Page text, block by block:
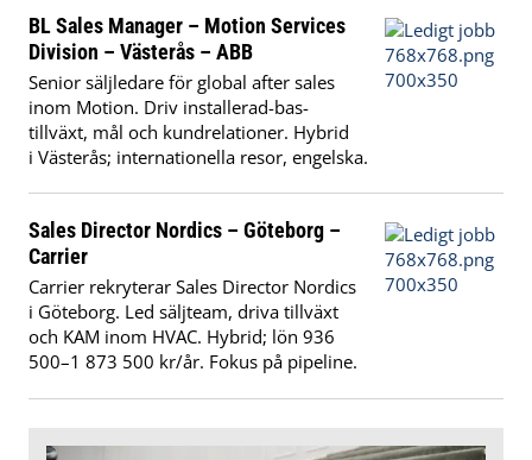
BL Sales Manager – Motion Services
Division – Västerås – ABB
Senior säljledare för global after sales
inom Motion. Driv installerad-bas-
tillväxt, mål och kundrelationer. Hybrid
i Västerås; internationella resor, engelska.
Sales Director Nordics – Göteborg –
Carrier
Carrier rekryterar Sales Director Nordics
i Göteborg. Led säljteam, driva tillväxt
och KAM inom HVAC. Hybrid; lön 936
500–1 873 500 kr/år. Fokus på pipeline.